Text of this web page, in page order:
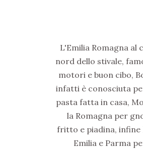
L'Emilia Romagna al
nord dello stivale,
motori e buon cibo,
infatti è conosciuta
pasta fatta in casa,
la Romagna per
fritto e piadina, infine
Emilia e Parma